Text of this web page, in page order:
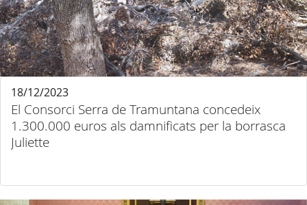
El Consorci Serra de Tramuntana concedeix
1.300.000 euros als damnificats per la borrasca
Juliette
18/12/2023